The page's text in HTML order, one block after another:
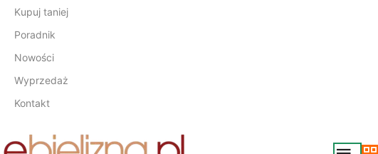
Kupuj taniej
Poradnik
Nowości
Wyprzedaż
Kontakt